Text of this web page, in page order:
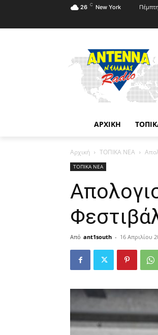
26 C New York
ΑΡΧΙΚΗ
Αρχική ΤΟΠΙΚΑ ΝΕΑ
ΤΟΠΙΚΑ ΝΕΑ
Από ant1south - 16 Απριλίου